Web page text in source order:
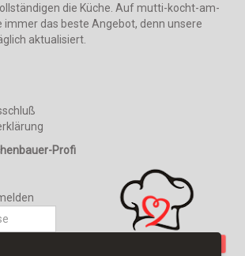
die Küche. Auf mutti-kocht-am-
immer das beste Angebot, denn unsere
aktualisiert.
Profi